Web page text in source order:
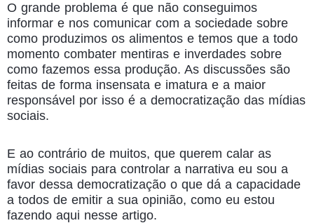
O grande problema é que não conseguimos
informar e nos comunicar com a sociedade sobre
como produzimos os alimentos e temos que a todo
momento combater mentiras e inverdades sobre
como fazemos essa produção. As discussões são
feitas de forma insensata e imatura e a maior
responsável por isso é a democratização das mídias
sociais.
E ao contrário de muitos, que querem calar as
mídias sociais para controlar a narrativa eu sou a
favor dessa democratização o que dá a capacidade
a todos de emitir a sua opinião, como eu estou
fazendo aqui nesse artigo.